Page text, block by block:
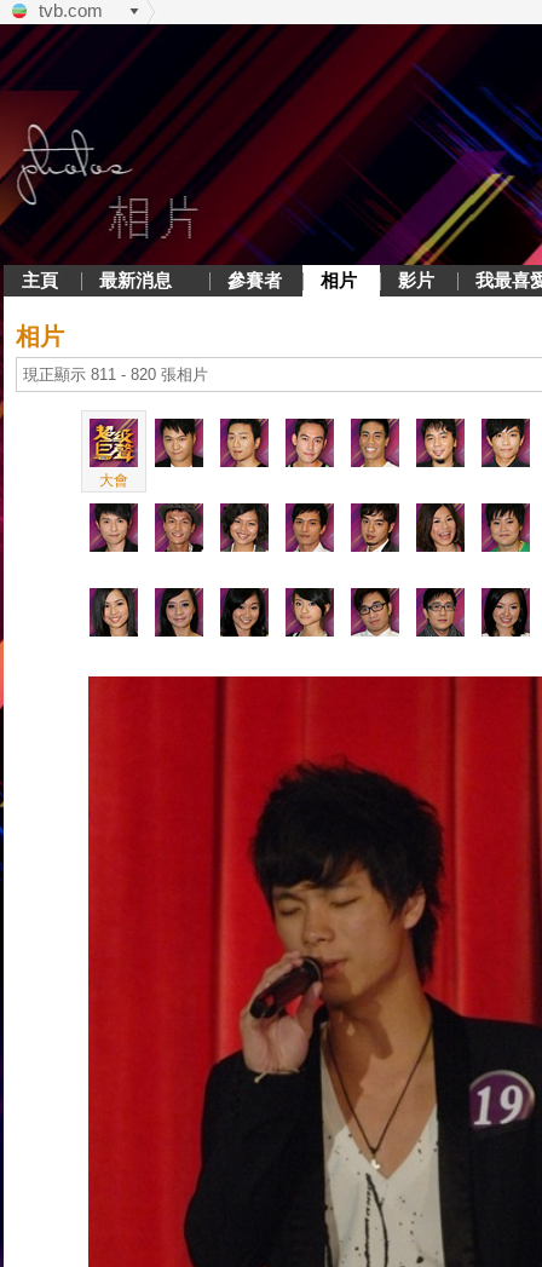
tvb.com
主頁 最新消息 參賽者 相片 影片 我最喜
相片
現正顯示 811 - 820 張相片
大會